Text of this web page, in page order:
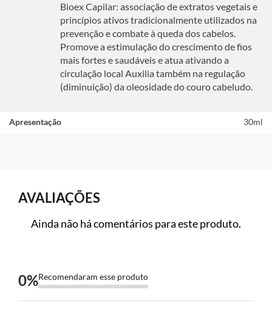
Bioex Capilar: associação de extratos vegetais e
princípios ativos tradicionalmente utilizados na
prevenção e combate à queda dos cabelos.
Promove a estimulação do crescimento de fios
mais fortes e saudáveis e atua ativando a
circulação local Auxilia também na regulação
(diminuição) da oleosidade do couro cabeludo.
Apresentação 30ml
AVALIAÇÕES
Ainda não há comentários para este produto.
0%Recomendaram esse produto